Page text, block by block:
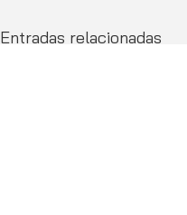
Entradas relacionadas